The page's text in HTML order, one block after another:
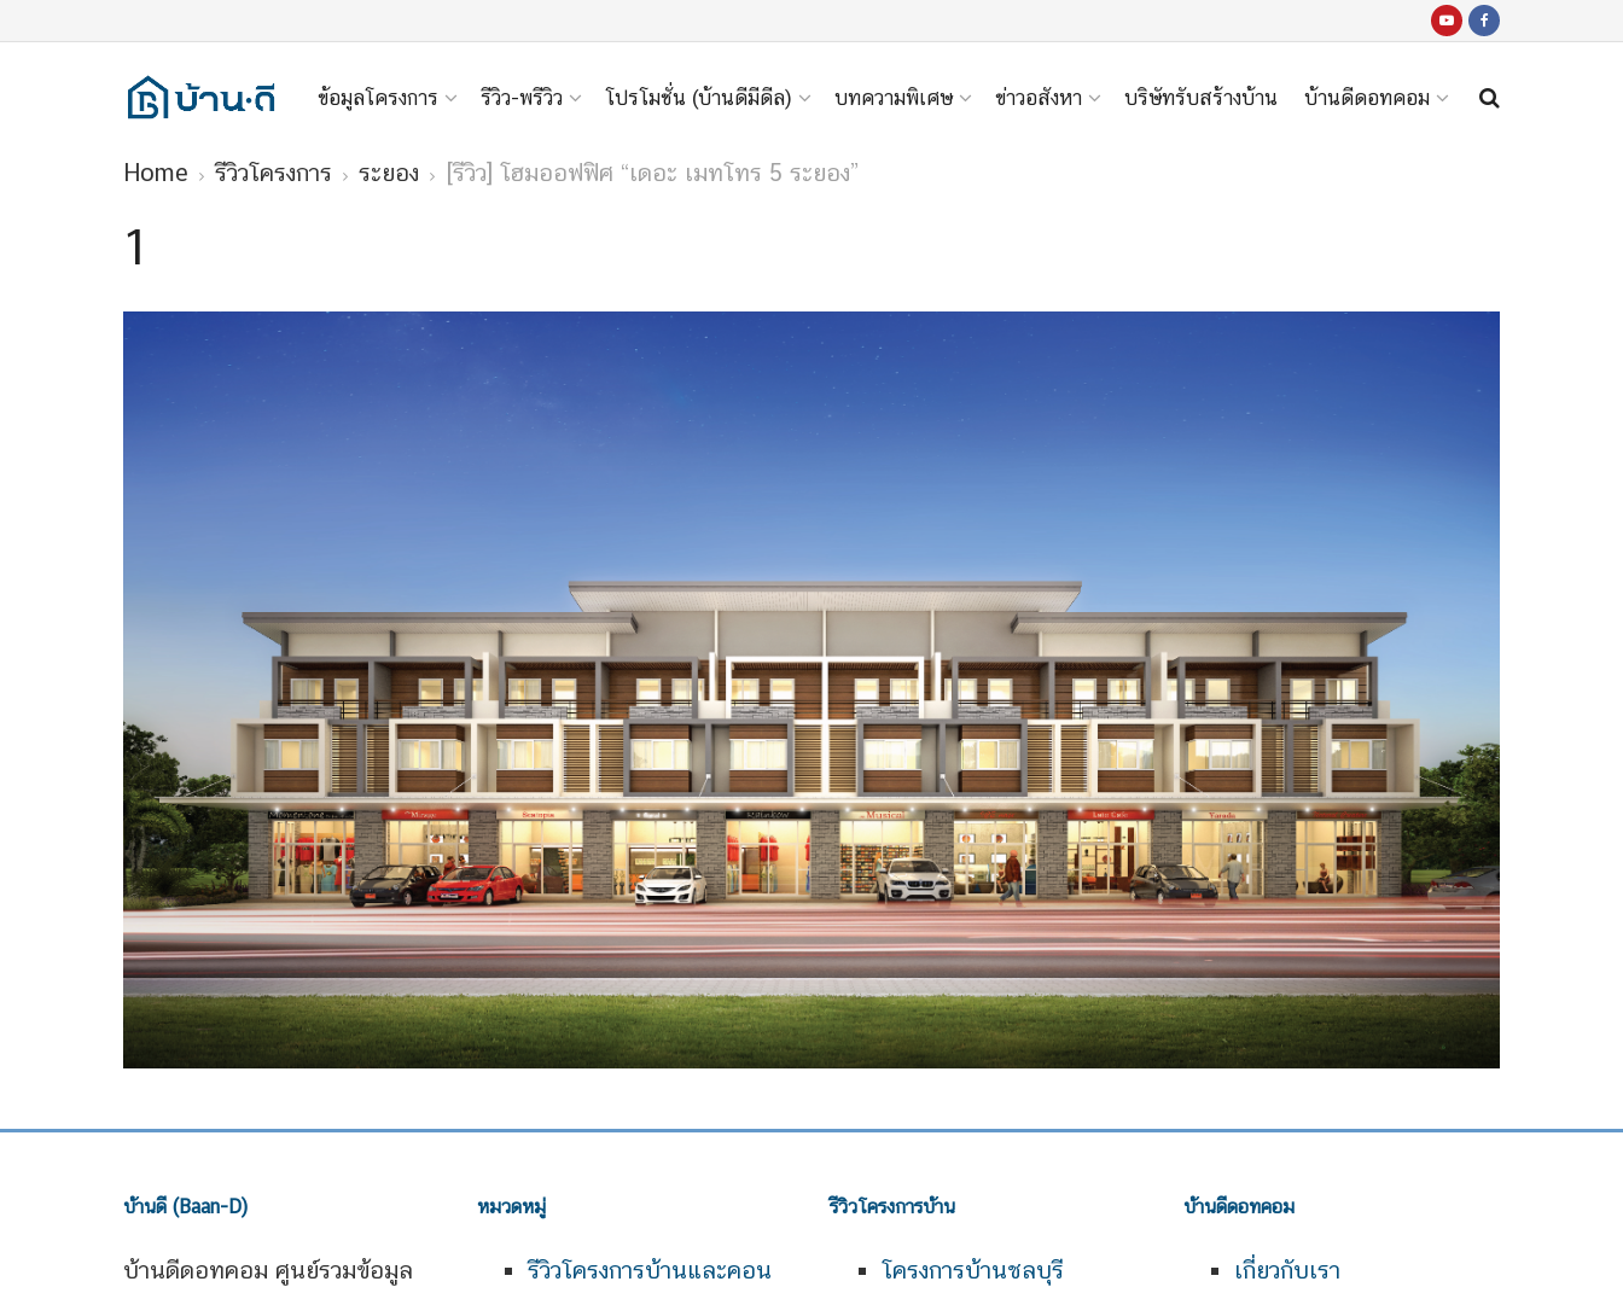
ข้อมูลโครงการ รีวิว-พรีวิว โปรโมชั่น (บ้านดีมีดีล) บทความพิเศษ ข่าวอสังหา บริษัทรับสร้างบ้าน บ้านดีดอทคอม
Home รีวิวโครงการ ระยอง [รีวิว] โฮมออฟฟิศ “เดอะ เมทโทร 5 ระยอง”
1
บ้านดี (Baan-D)
บ้านดีดอทคอม ศูนย์รวมข้อมูล
หมวดหมู่
รีวิวโครงการบ้านและคอน
รีวิวโครงการบ้าน
โครงการบ้านชลบุรี
บ้านดีดอทคอม
เกี่ยวกับเรา